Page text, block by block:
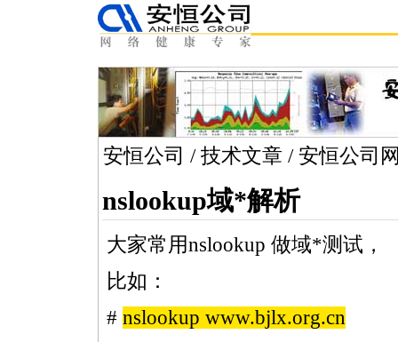
安恒公司 / 技术文章 / 安恒公司
nslookup域*解析
大家常用nslookup 做域*测试，
比如：
# nslookup www.bjlx.org.cn